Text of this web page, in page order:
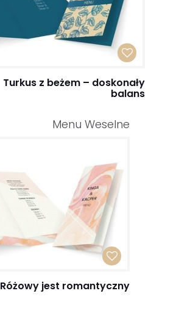
Turkus z beżem – doskonały
balans
Menu Weselne
Różowy jest romantyczny